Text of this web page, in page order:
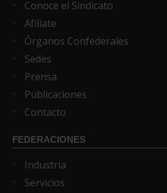
Conoce el Sindicato
Afíliate
Órganos Confederales
Sedes
Prensa
Publicaciones
Contacto
FEDERACIONES
Industria
Servicios